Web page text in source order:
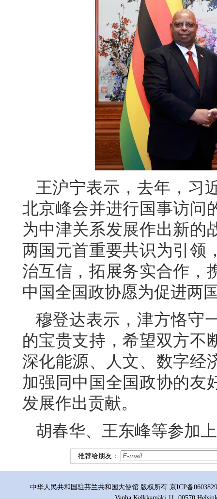
王沪宁表示，去年，习
北京峰会并进行国事访问
为中津关系发展作出新的
两国元首重要共识为引领
治互信，拓展务实合作，
中国全国政协愿为促进两
穆登达表示，津方恪守
的宝贵支持，希望双方不
深化能源、人文、数字经
加强同中国全国政协的友
发展作出贡献。
胡春华、王东峰等参加
推荐给朋友：
中华人民共和国驻芬兰共和国大使馆 版权所有 京ICP备